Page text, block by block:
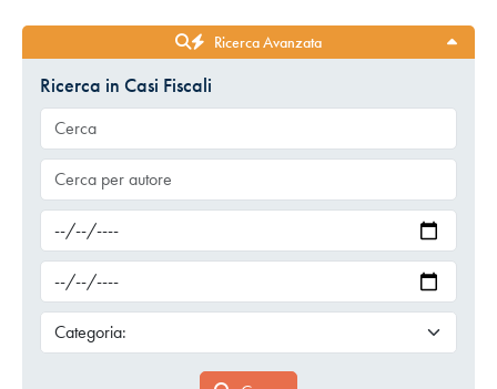
Ricerca Avanzata
Ricerca in Casi Fiscali